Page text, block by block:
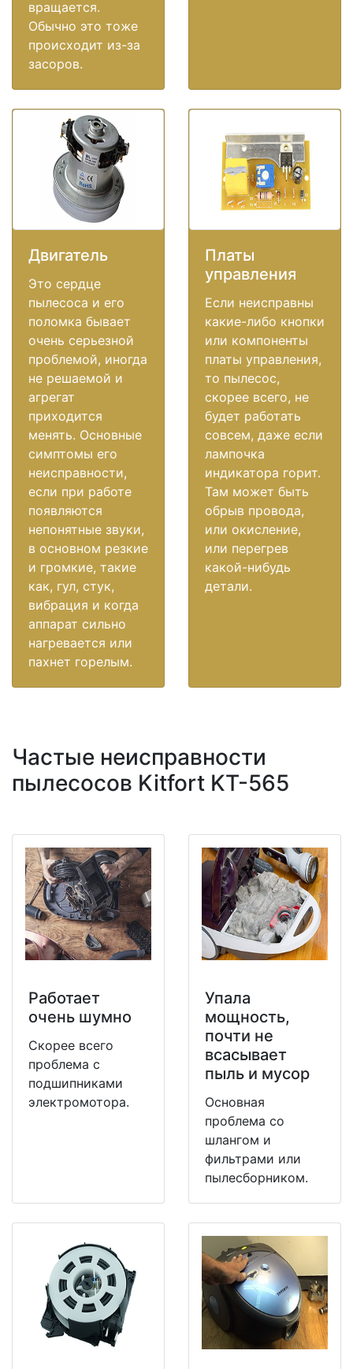
вращается.
Обычно это тоже
происходит из-за
засоров.
Двигатель
Это сердце
пылесоса и его
поломка бывает
очень серьезной
проблемой, иногда
не решаемой и
агрегат
приходится
менять. Основные
симптомы его
неисправности,
если при работе
появляются
непонятные звуки,
в основном резкие
и громкие, такие
как, гул, стук,
вибрация и когда
аппарат сильно
нагревается или
пахнет горелым.
Платы
управления
Если неисправны
какие-либо кнопки
или компоненты
платы управления,
то пылесос,
скорее всего, не
будет работать
совсем, даже если
лампочка
индикатора горит.
Там может быть
обрыв провода,
или окисление,
или перегрев
какой-нибудь
детали.
Частые неисправности
пылесосов Kitfort KT-565
Работает
очень шумно
Скорее всего
проблема с
подшипниками
электромотора.
Упала
мощность,
почти не
всасывает
пыль и мусор
Основная
проблема со
шлангом и
фильтрами или
пылесборником.